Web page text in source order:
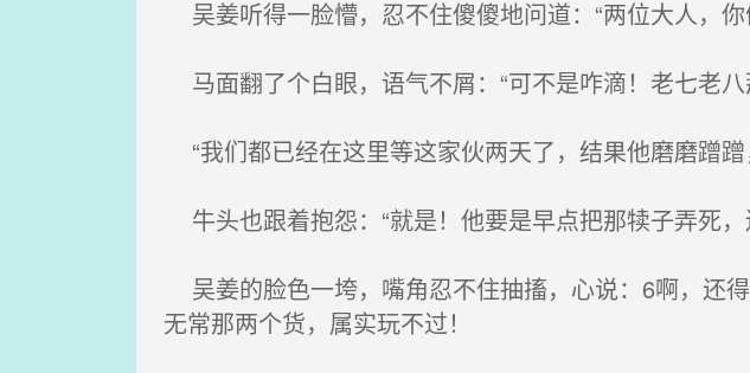
吴姜听得一脸懵，忍不住傻傻地问道：“两位大人，
马面翻了个白眼，语气不屑：“可不是咋滴！老七老
“我们都已经在这里等这家伙两天了，结果他磨磨蹭
牛头也跟着抱怨：“就是！他要是早点把那犊子弄死
吴姜的脸色一垮，嘴角忍不住抽搐，心说：6啊，还
无常那两个货，属实玩不过！